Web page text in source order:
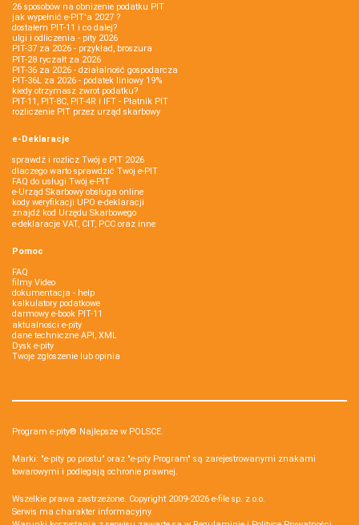
26 sposobów na obniżenie podatku PIT
jak wypełnić e-PIT'a 2027 ?
dostałem PIT-11 i co dalej?
ulgi i odliczenia - pity 2026
PIT-37 za 2026 - przykład, broszura
PIT-28 ryczałt za 2026
PIT-36 za 2026 - działalność gospodarcza
PIT-36L za 2026 - podatek liniowy 19%
kiedy otrzymasz zwrot podatku?
PIT-11, PIT-8C, PIT-4R i IFT - Płatnik PIT
rozliczenie PIT przez urząd skarbowy
e-Deklaracje
sprawdź i rozlicz Twój e PIT 2026
dlaczego warto sprawdzić Twój e-PIT
FAQ do usługi Twój e-PIT
e-Urząd Skarbowy obsługa online
kody weryfikacji UPO e-deklaracji
znajdź kod Urzędu Skarbowego
e-deklaracje VAT, CIT, PCC oraz inne
Pomoc
FAQ
filmy Video
dokumentacja - help
kalkulatory podatkowe
darmowy e-book PIT-11
aktualności e-pity
dane techniczne API, XML
Dysk e-pity
Twoje zgłoszenie lub opinia
Program e-pity® Najlepsze w POLSCE.
Marki: "e-pity po prostu" oraz "e-pity Program" są zarejestrowanymi znakami
towarowymi i podlegają ochronie prawnej.
Wszelkie prawa zastrzeżone. Copyright 2009-2026 e-file sp. z o.o.
Serwis ma charakter informacyjny.